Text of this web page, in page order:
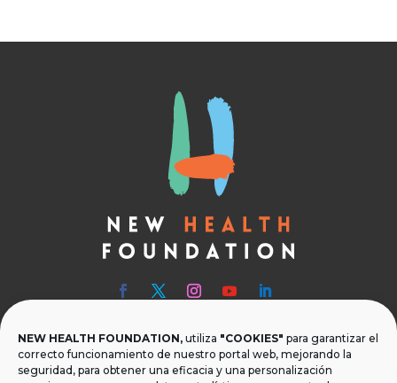
NEW HEALTH FOUNDATION, utiliza "COOKIES" para garantizar el
correcto funcionamiento de nuestro portal web, mejorando la
seguridad, para obtener una eficacia y una personalización
 Teléfono
T.+34 954 219 597